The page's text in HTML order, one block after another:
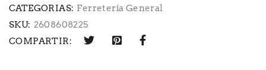
CATEGORIAS: Ferretería General
SKU: 2608608225
COMPARTIR: